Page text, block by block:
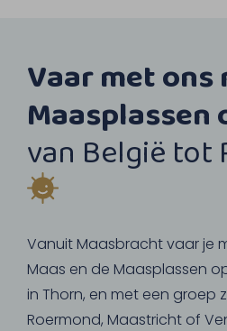
Vaar met ons
Maasplassen
van België tot
Vanuit Maasbracht vaar je
Maas en de Maasplassen
in Thorn, en met een groep
Roermond, Maastricht of